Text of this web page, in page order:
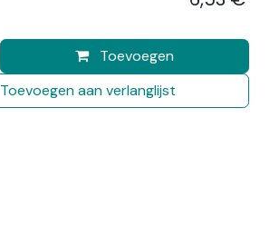
Toevoegen
Toevoegen aan verlanglijst